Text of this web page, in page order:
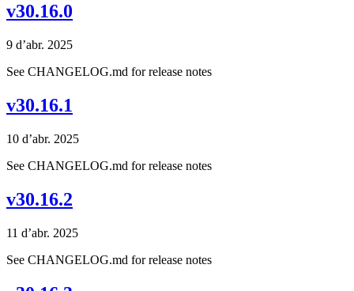
v30.16.0
9 d’abr. 2025
See CHANGELOG.md for release notes
v30.16.1
10 d’abr. 2025
See CHANGELOG.md for release notes
v30.16.2
11 d’abr. 2025
See CHANGELOG.md for release notes